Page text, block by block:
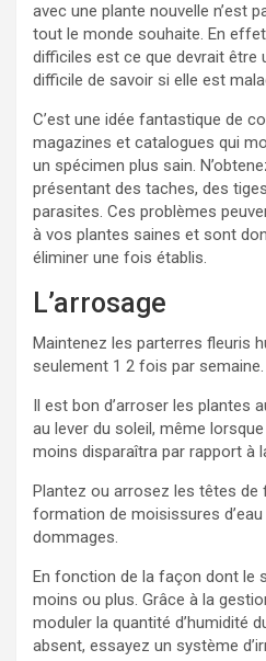
avec une plante nouvelle n’est
tout le monde souhaite. En
difficiles est ce que devrait être
difficile de savoir si elle est
C’est une idée fantastique de
magazines et catalogues qui
un spécimen plus sain.
présentant des taches, des
parasites. Ces problèmes
à vos plantes saines et sont
éliminer une fois établis.
L’arrosage
Maintenez les parterres fleuris
seulement 1 2 fois par semaine.
Il est bon d’arroser les plantes
au lever du soleil, même
moins disparaîtra par rapport à
Plantez ou arrosez les têtes de
formation de moisissures
dommages.
En fonction de la façon dont le
moins ou plus. Grâce à la
moduler la quantité d’humidité
absent, essayez un système